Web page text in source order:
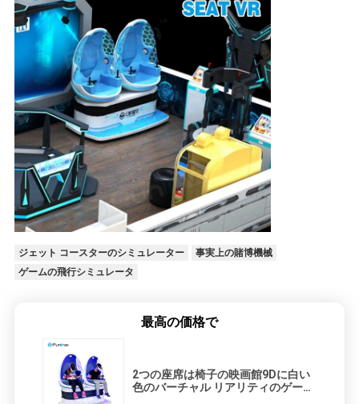
ジェット コースターのシミュレーター
事実上の賭博機械
ゲームの飛行シミュレータ
最高の価格で
2つの座席は椅子の映画館9Dに白い
色のバーチャル リアリティのゲー